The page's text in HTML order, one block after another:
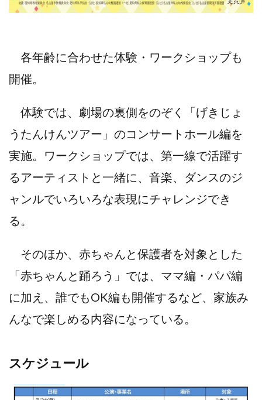
各年齢に合わせた体験・ワークショップも
開催。
体験では、劇場の裏側をのぞく「げきじょ
うたんけんツアー」のコンサートホール編を
実施。ワークショップでは、第一線で活躍す
るアーティストと一緒に、音楽、ダンスのジ
ャンルでいろいろな表現にチャレンジでき
る。
そのほか、赤ちゃんと保護者を対象とした
「赤ちゃんと踊ろう」では、ママ編・パパ編
に加え、誰でもOK編も開催するなど、家族み
んなで楽しめる内容になっている。
スケジュール